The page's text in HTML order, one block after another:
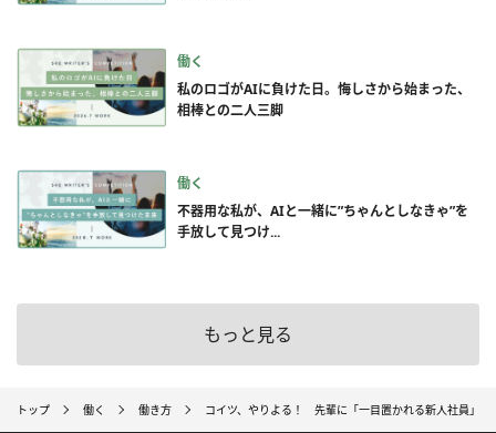
働く
私のロゴがAIに負けた日。悔しさから始まった、
相棒との二人三脚
働く
不器用な私が、AIと一緒に”ちゃんとしなきゃ”を
手放して見つけ...
もっと見る
トップ 働く 働き方 コイツ、やりよる！ 先輩に「一目置かれる新人社員」の